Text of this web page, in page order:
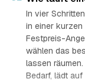
In vier
in einer kurzen
Festpreis-
wählen das
lassen
Bedarf, lädt